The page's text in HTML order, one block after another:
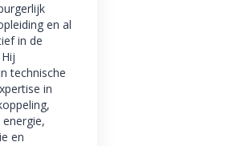
en al
in de
technische
in
en